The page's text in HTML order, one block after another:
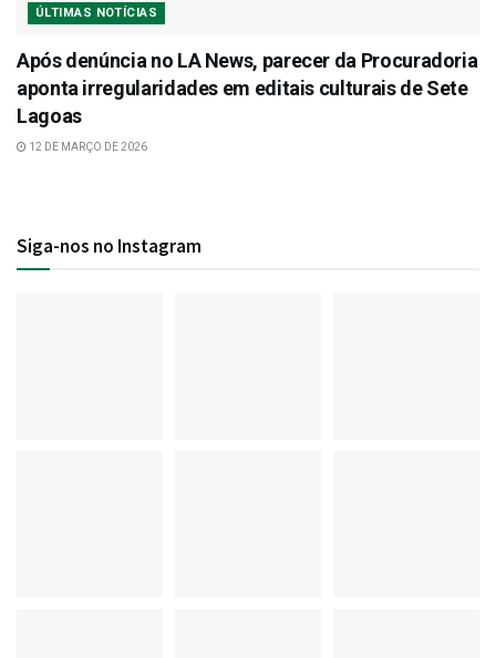
ÚLTIMAS NOTÍCIAS
Após denúncia no LA News, parecer da Procuradoria
aponta irregularidades em editais culturais de Sete
Lagoas
12 DE MARÇO DE 2026
Siga-nos no Instagram